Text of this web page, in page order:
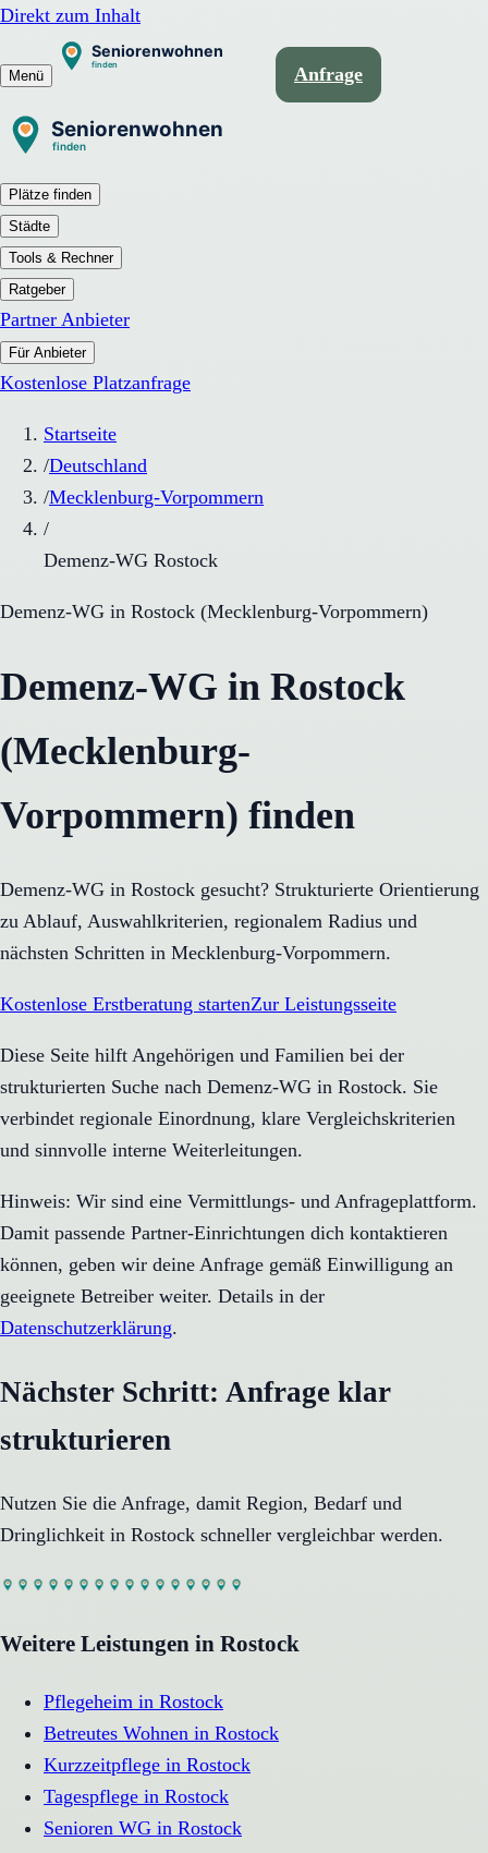
Direkt zum Inhalt
Menü Anfrage
Plätze finden
Städte
Tools & Rechner
Ratgeber
Partner Anbieter
Für Anbieter
Kostenlose Platzanfrage
Startseite
/Deutschland
/Mecklenburg-Vorpommern
/
Demenz-WG Rostock
Demenz-WG in Rostock (Mecklenburg-Vorpommern)
Demenz-WG in Rostock
(Mecklenburg-
Vorpommern) finden
Demenz-WG in Rostock gesucht? Strukturierte Orientierung
zu Ablauf, Auswahlkriterien, regionalem Radius und
nächsten Schritten in Mecklenburg-Vorpommern.
Kostenlose Erstberatung startenZur Leistungsseite
Diese Seite hilft Angehörigen und Familien bei der
strukturierten Suche nach Demenz-WG in Rostock. Sie
verbindet regionale Einordnung, klare Vergleichskriterien
und sinnvolle interne Weiterleitungen.
Hinweis: Wir sind eine Vermittlungs- und Anfrageplattform.
Damit passende Partner-Einrichtungen dich kontaktieren
können, geben wir deine Anfrage gemäß Einwilligung an
geeignete Betreiber weiter. Details in der
Datenschutzerklärung.
Nächster Schritt: Anfrage klar
strukturieren
Nutzen Sie die Anfrage, damit Region, Bedarf und
Dringlichkeit in Rostock schneller vergleichbar werden.
Weitere Leistungen in Rostock
Pflegeheim in Rostock
Betreutes Wohnen in Rostock
Kurzzeitpflege in Rostock
Tagespflege in Rostock
Senioren WG in Rostock